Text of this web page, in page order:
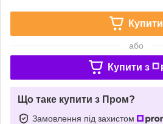
Купити
або
Купити з
Що таке купити з Пром?
Замовлення під захистом